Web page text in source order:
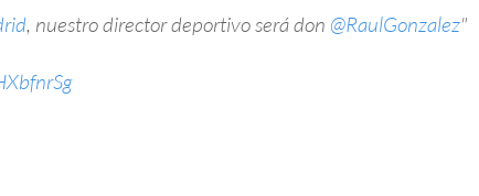
, nuestro director deportivo será don @RaulGonzalez"